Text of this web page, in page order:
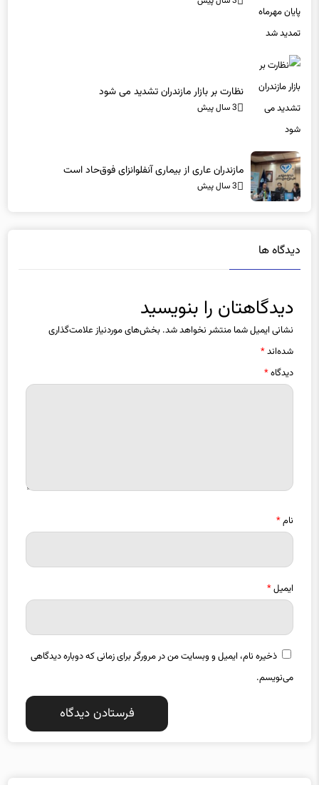
نظارت بر بازار مازندران تشدید می شود
3 سال پیش
مازندران عاری از بیماری آنفلوانزای فوق‌حاد است
3 سال پیش
دیدگاه ها
دیدگاهتان را بنویسید
نشانی ایمیل شما منتشر نخواهد شد. بخش‌های موردنیاز علامت‌گذاری
شده‌اند*
دیدگاه*
نام*
ایمیل*
ذخیره نام، ایمیل و وبسایت من در مرورگر برای زمانی که دوباره دیدگاهی
می‌نویسم.